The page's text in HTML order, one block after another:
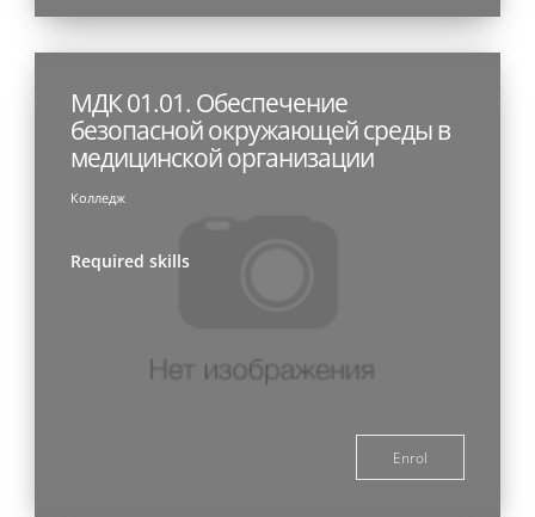
МДК 01.01. Обеспечение
безопасной окружающей среды в
медицинской организации
Колледж
Required skills
Enrol